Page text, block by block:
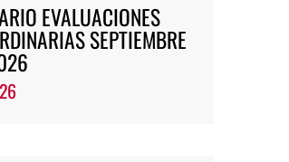
EVALUACIONES
SEPTIEMBRE